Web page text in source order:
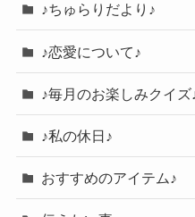
♪ちゅらりだより♪
♪恋愛について♪
♪毎月のお楽しみクイズ
♪私の休日♪
おすすめのアイテム♪